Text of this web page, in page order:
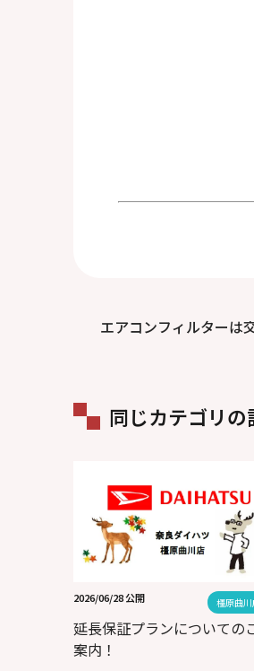
エアコンフィルターは
同じカテゴリの
2026/06/28 公開 橿原曲
延長保証プランについての
案内！